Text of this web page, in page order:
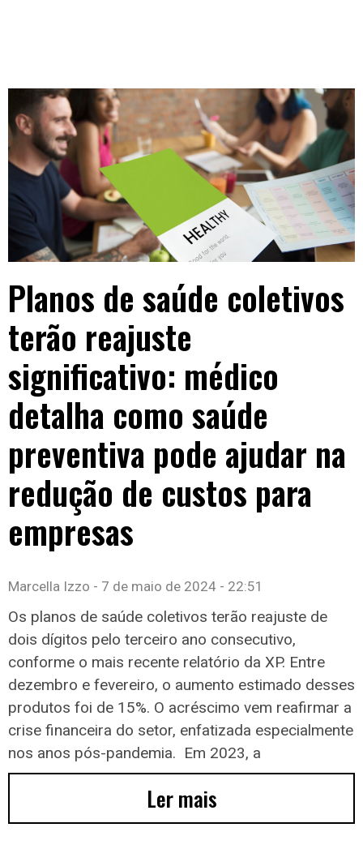
Planos de saúde coletivos
terão reajuste
significativo: médico
detalha como saúde
preventiva pode ajudar na
redução de custos para
empresas
Marcella Izzo 7 de maio de 2024 22:51
Os planos de saúde coletivos terão reajuste de
dois dígitos pelo terceiro ano consecutivo,
conforme o mais recente relatório da XP. Entre
dezembro e fevereiro, o aumento estimado desses
produtos foi de 15%. O acréscimo vem reafirmar a
crise financeira do setor, enfatizada especialmente
nos anos pós-pandemia. Em 2023, a
Ler mais